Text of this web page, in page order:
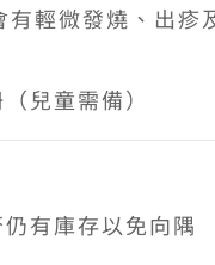
輕微發燒、出疹
兒童需備）
有庫存以免向隅